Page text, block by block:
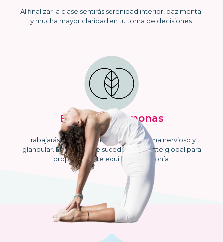
Al finalizar la clase sentirás serenidad interior, paz mental
y mucha mayor claridad en tu toma de decisiones.
Equilibra Hormonas
Trabajarás directamente sobre tu sistema nervioso y
glandular. En cada clase sucede un reajuste global para
proporcionarte equilibrio y armonía.